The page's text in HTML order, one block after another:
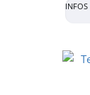
INFOS